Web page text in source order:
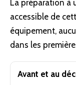
La préparation à
accessible de
équipement,
dans les
Avant et au